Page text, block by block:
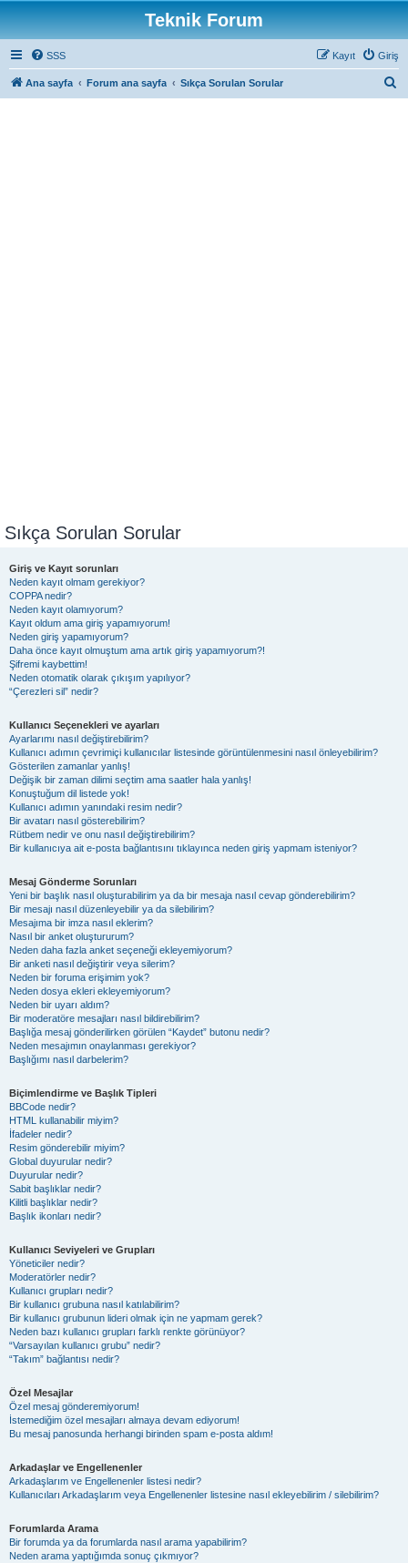
Teknik Forum
SSS Giriş
Kayıt
Ana sayfa Forum ana sayfa Sıkça Sorulan Sorular
Sıkça Sorulan Sorular
Giriş ve Kayıt sorunları
Neden kayıt olmam gerekiyor?
COPPA nedir?
Neden kayıt olamıyorum?
Kayıt oldum ama giriş yapamıyorum!
Neden giriş yapamıyorum?
Daha önce kayıt olmuştum ama artık giriş yapamıyorum?!
Şifremi kaybettim!
Neden otomatik olarak çıkışım yapılıyor?
“Çerezleri sil” nedir?
Kullanıcı Seçenekleri ve ayarları
Ayarlarımı nasıl değiştirebilirim?
Kullanıcı adımın çevrimiçi kullanıcılar listesinde görüntülenmesini nasıl önleyebilirim?
Gösterilen zamanlar yanlış!
Değişik bir zaman dilimi seçtim ama saatler hala yanlış!
Konuştuğum dil listede yok!
Kullanıcı adımın yanındaki resim nedir?
Bir avatarı nasıl gösterebilirim?
Rütbem nedir ve onu nasıl değiştirebilirim?
Bir kullanıcıya ait e-posta bağlantısını tıklayınca neden giriş yapmam isteniyor?
Mesaj Gönderme Sorunları
Yeni bir başlık nasıl oluşturabilirim ya da bir mesaja nasıl cevap gönderebilirim?
Bir mesajı nasıl düzenleyebilir ya da silebilirim?
Mesajıma bir imza nasıl eklerim?
Nasıl bir anket oluştururum?
Neden daha fazla anket seçeneği ekleyemiyorum?
Bir anketi nasıl değiştirir veya silerim?
Neden bir foruma erişimim yok?
Neden dosya ekleri ekleyemiyorum?
Neden bir uyarı aldım?
Bir moderatöre mesajları nasıl bildirebilirim?
Başlığa mesaj gönderilirken görülen “Kaydet” butonu nedir?
Neden mesajımın onaylanması gerekiyor?
Başlığımı nasıl darbelerim?
Biçimlendirme ve Başlık Tipleri
BBCode nedir?
HTML kullanabilir miyim?
İfadeler nedir?
Resim gönderebilir miyim?
Global duyurular nedir?
Duyurular nedir?
Sabit başlıklar nedir?
Kilitli başlıklar nedir?
Başlık ikonları nedir?
Kullanıcı Seviyeleri ve Grupları
Yöneticiler nedir?
Moderatörler nedir?
Kullanıcı grupları nedir?
Bir kullanıcı grubuna nasıl katılabilirim?
Bir kullanıcı grubunun lideri olmak için ne yapmam gerek?
Neden bazı kullanıcı grupları farklı renkte görünüyor?
“Varsayılan kullanıcı grubu” nedir?
“Takım” bağlantısı nedir?
Özel Mesajlar
Özel mesaj gönderemiyorum!
İstemediğim özel mesajları almaya devam ediyorum!
Bu mesaj panosunda herhangi birinden spam e-posta aldım!
Arkadaşlar ve Engellenenler
Arkadaşlarım ve Engellenenler listesi nedir?
Kullanıcıları Arkadaşlarım veya Engellenenler listesine nasıl ekleyebilirim / silebilirim?
Forumlarda Arama
Bir forumda ya da forumlarda nasıl arama yapabilirim?
Neden arama yaptığımda sonuç çıkmıyor?